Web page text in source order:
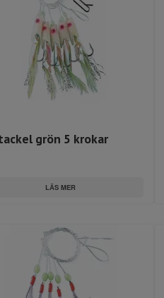
grön 5 krokar
LÄS MER